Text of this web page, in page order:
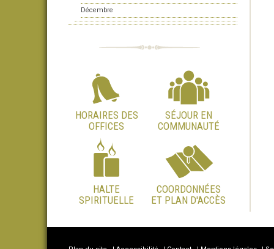
Décembre
HORAIRES DES
OFFICES
SÉJOUR EN
COMMUNAUTÉ
HALTE
SPIRITUELLE
COORDONNÉES
ET PLAN D'ACCÈS